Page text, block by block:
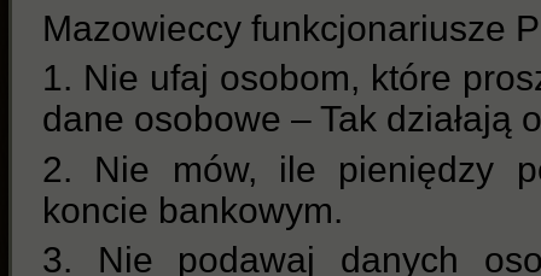
Mazowieccy funkcjonariusze
1. Nie ufaj osobom, które
dane osobowe – Tak działają
2. Nie mów, ile pieniędzy
koncie bankowym.
3. Nie podawaj danych